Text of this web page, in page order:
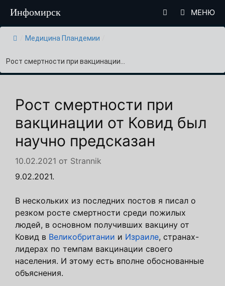
содержимому
Инфомирск МЕНЮ
Медицина Пландемии
Рост смертности при вакцинации...
Рост смертности при
вакцинации от Ковид был
научно предсказан
10.02.2021 от Strannik
9.02.2021.
В нескольких из последних постов я писал о
резком росте смертности среди пожилых
людей, в основном получивших вакцину от
Ковид в Великобритании и Израиле, странах-
лидерах по темпам вакцинации своего
населения. И этому есть вполне обоснованные
объяснения.